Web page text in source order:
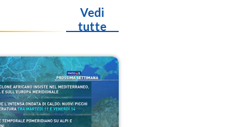
Vedi
tutte